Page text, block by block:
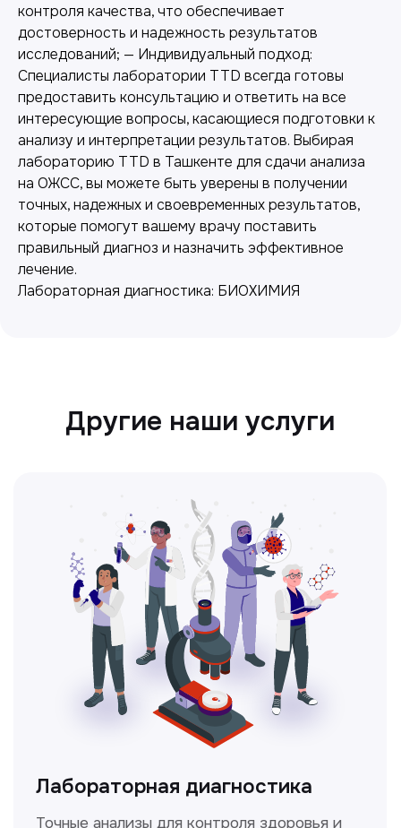
контроля качества, что обеспечивает
достоверность и надежность результатов
исследований; — Индивидуальный подход:
Специалисты лаборатории TTD всегда готовы
предоставить консультацию и ответить на все
интересующие вопросы, касающиеся подготовки к
анализу и интерпретации результатов. Выбирая
лабораторию TTD в Ташкенте для сдачи анализа
на ОЖСС, вы можете быть уверены в получении
точных, надежных и своевременных результатов,
которые помогут вашему врачу поставить
правильный диагноз и назначить эффективное
лечение.
Лабораторная диагностика: БИОХИМИЯ
Лабораторная диагностика
Точные анализы для контроля здоровья и
выявления заболеваний.
Ультразвуковая диагностика
Безопасный и точный метод для
обследования внутренних органов.